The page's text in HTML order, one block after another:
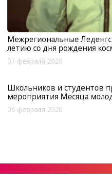
Межрегиональные
летию со дня рождения
07 февраля 2020
Школьников и студентов
мероприятия Месяца
06 февраля 2020